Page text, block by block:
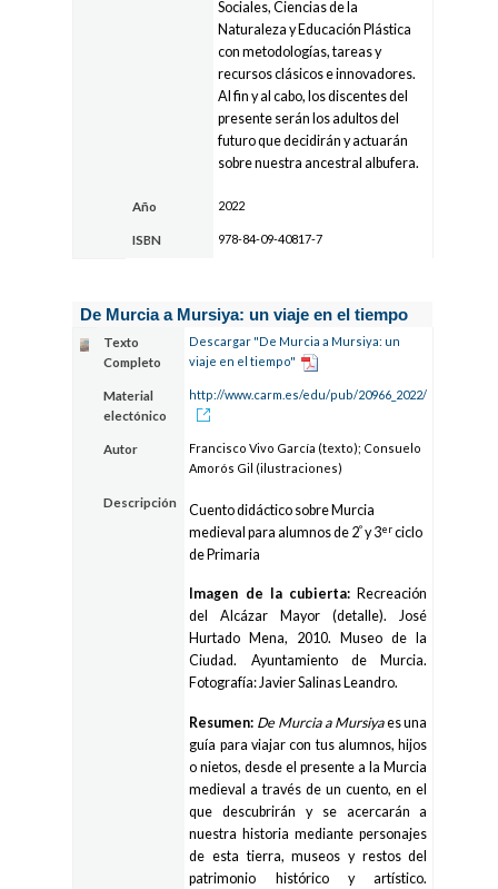
Sociales, Ciencias de la
Naturaleza y Educación Plástica
con metodologías, tareas y
recursos clásicos e innovadores.
Al fin y al cabo, los discentes del
presente serán los adultos del
futuro que decidirán y actuarán
sobre nuestra ancestral albufera.
Año 2022
ISBN 978-84-09-40817-7
De Murcia a Mursiya: un viaje en el tiempo
Texto
Completo
Descargar "De Murcia a Mursiya: un
viaje en el tiempo"
Material
electónico
http://www.carm.es/edu/pub/20966_2022/
Autor
Francisco Vivo García (texto); Consuelo
Amorós Gil (ilustraciones)
Descripción
Cuento didáctico sobre Murcia
medieval para alumnos de 2ºy 3erciclo
de Primaria
Imagen de la cubierta: Recreación
del Alcázar Mayor (detalle). José
Hurtado Mena, 2010. Museo de la
Ciudad. Ayuntamiento de Murcia.
Fotografía: Javier Salinas Leandro.
Resumen: De Murcia a Mursiyaes una
guía para viajar con tus alumnos, hijos
o nietos, desde el presente a la Murcia
medieval a través de un cuento, en el
que descubrirán y se acercarán a
nuestra historia mediante personajes
de esta tierra, museos y restos del
patrimonio histórico y artístico.